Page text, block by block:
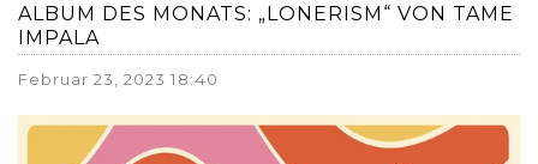
ALBUM DES MONATS: „LONERISM“ VON TAME
IMPALA
Februar 23, 2023 18:40